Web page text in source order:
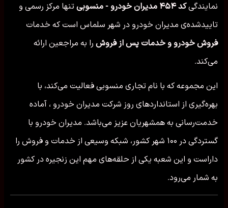
نمایندگیکد ۴۵۴ مدیران خودرو - منسوبی
تنها مرکز رسمی و
تاییدشده‌ی مدیران خودرو در شهر سلماس است که خدمات
فروش خودرو و خدمات پس از فروش را به مراجعین ارائه
می‌کند.
این مجموعه که با نام تجاری منسوبی فعالیت می‌کند، با
بهره‌گیری از استانداردهای روز شرکت مدیران خودرو ، آماده
خدمت‌رسانی به همشهریان عزیز می‌باشد. مدیران خودرو با
گستردگی در ۱۰۰ شهر کشور، شبکه وسیعی از خدمات و فروش را
داراست و این شعبه یکی از حلقه‌های مهم این زنجیره در کشور
به شمار می‌رود.